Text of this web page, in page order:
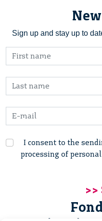
Sign up and stay up to
I consent to the
processing of